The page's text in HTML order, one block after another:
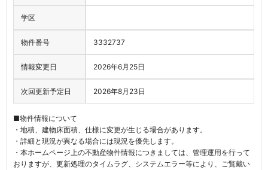
学区
物件番号 3332737
情報変更日 2026年6月25日
次回更新予定日 2026年8月23日
■物件情報について
・地積、建物床面積、仕様に変更が生じる場合があります。
・詳細と現況が異なる場合には現況を優先します。
・本ホームページ上の不動産物件情報につきましては、管理運用を行って
おりますが、更新処理のタイムラグ、システムエラー等により、ご覧戴い